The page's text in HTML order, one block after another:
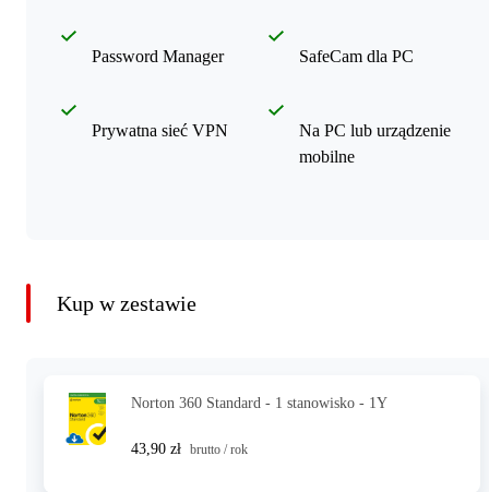
Password Manager
Prywatna sieć VPN
SafeCam dla PC
Na PC lub urządzenie
mobilne
Kup w zestawie
Norton 360 Standard - 1 stanowisko - 1Y
43,90 zł brutto / rok